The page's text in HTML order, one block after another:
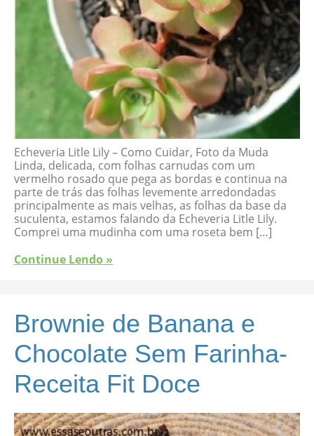
Echeveria Litle Lily – Como Cuidar, Foto da Muda
Linda, delicada, com folhas carnudas com um
vermelho rosado que pega as bordas e continua na
parte de trás das folhas levemente arredondadas
principalmente as mais velhas, as folhas da base da
suculenta, estamos falando da Echeveria Litle Lily.
Comprei uma mudinha com uma roseta bem […]
Continue Lendo »
Brownie de Banana e
Chocolate Sem Farinha-
Receita Fit Doce